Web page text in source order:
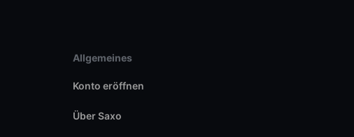
Allgemeines
Konto eröffnen
Über Saxo